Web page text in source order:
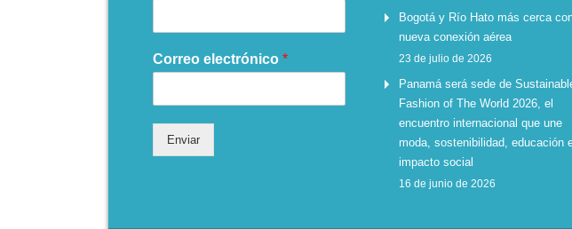
Correo electrónico *
Enviar
Bogotá y Río Hato más cerca
nueva conexión aérea
23 de julio de 2026
Panamá será sede de
Fashion of The World 2026, el
encuentro internacional que une
moda, sostenibilidad, educación
impacto social
16 de junio de 2026